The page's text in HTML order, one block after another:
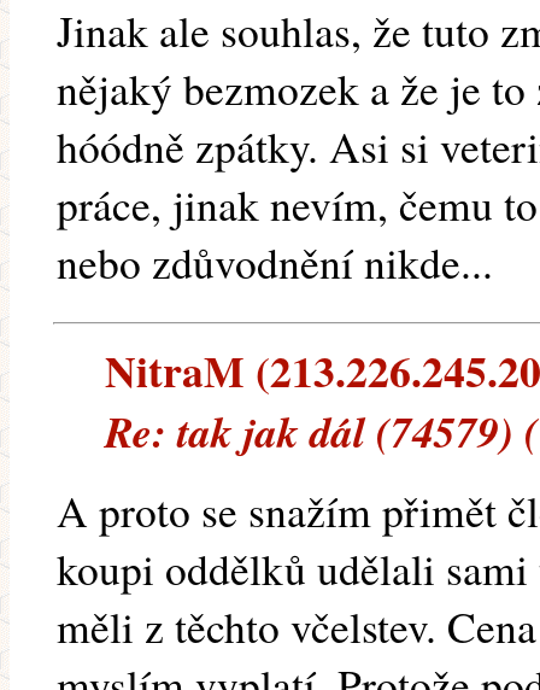
Jinak ale souhlas, že tuto
nějaký bezmozek a že je
hóódně zpátky. Asi si
práce, jinak nevím, čemu
nebo zdůvodnění nikde...
NitraM
Re: tak jak dál (74579)
A proto se snažím přimět
koupi oddělků udělali
měli z těchto včelstev.